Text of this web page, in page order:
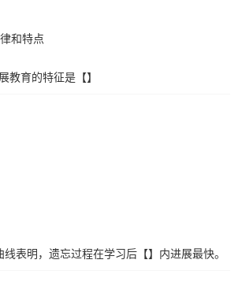
和特点
教育的特征是【】
表明，遗忘过程在学习后【】内进展最快。